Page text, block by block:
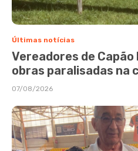
Últimas notícias
Vereadores de
obras paralisadas na
07/08/2026